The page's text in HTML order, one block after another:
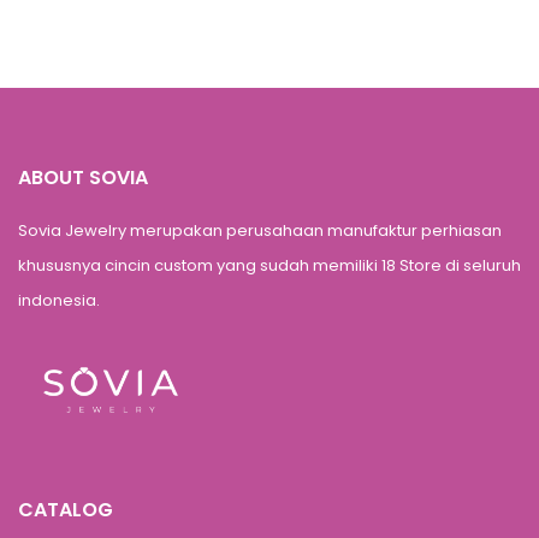
ABOUT SOVIA
Sovia Jewelry merupakan perusahaan manufaktur perhiasan
khususnya cincin custom yang sudah memiliki 18 Store di seluruh
indonesia.
CATALOG